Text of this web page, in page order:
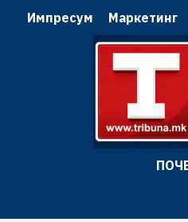
Импресум Маркетинг